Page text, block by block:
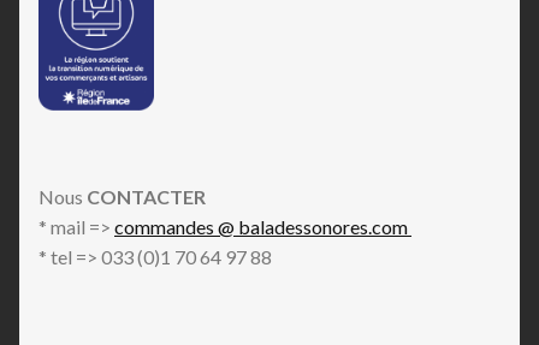
Nous CONTACTER
* mail => commandes @ baladessonores.com
* tel => 033 (0)1 70 64 97 88